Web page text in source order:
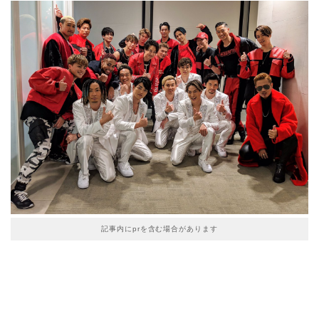
記事内にprを含む場合があります